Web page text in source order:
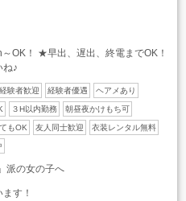
OK！ ★早出、遅出、終電までOK！
♪
験者歓迎 経験者優遇 ヘアメあり
３H以内勤務 朝昼夜かけもち可
もOK 友人同士歓迎 衣装レンタル無料
派の女の子へ
す！